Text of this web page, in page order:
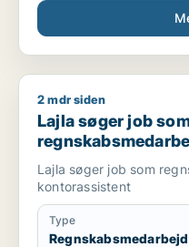
Lajla søger job som
2 mdr siden
Lajla søger job
Lajla søger job som
kontorassistent
Type